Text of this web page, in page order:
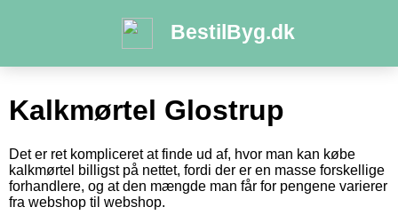
BestilByg.dk
Kalkmørtel Glostrup
Det er ret kompliceret at finde ud af, hvor man kan købe
kalkmørtel billigst på nettet, fordi der er en masse forskellige
forhandlere, og at den mængde man får for pengene varierer
fra webshop til webshop.